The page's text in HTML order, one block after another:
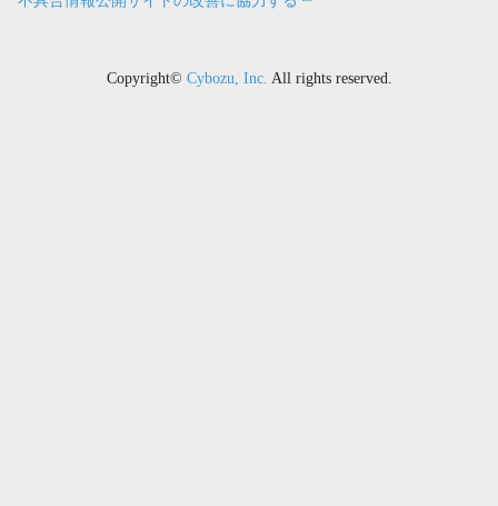
Copyright© Cybozu, Inc. All rights reserved.